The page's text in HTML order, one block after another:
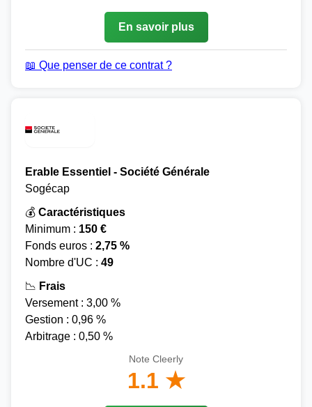
En savoir plus
📖 Que penser de ce contrat ?
Erable Essentiel - Société Générale
Sogécap
💰 Caractéristiques
Minimum : 150 €
Fonds euros : 2,75 %
Nombre d'UC : 49
📉 Frais
Versement : 3,00 %
Gestion : 0,96 %
Arbitrage : 0,50 %
Note Cleerly
1.1 ★